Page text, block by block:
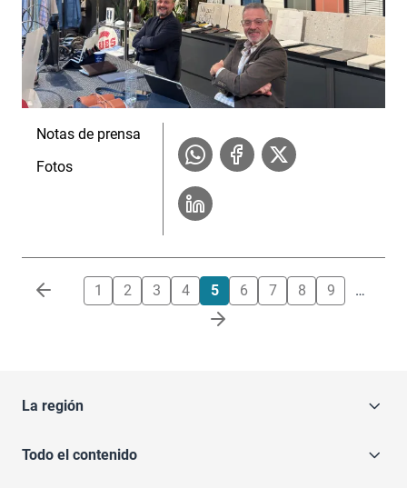
Notas de prensa
Fotos
Paginación 1 2 3 4 5 6 7 8 9 …
La región
Todo el contenido